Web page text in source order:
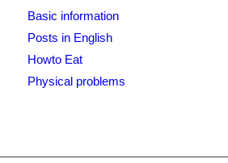
Basic information
Posts in English
Howto Eat
Physical problems